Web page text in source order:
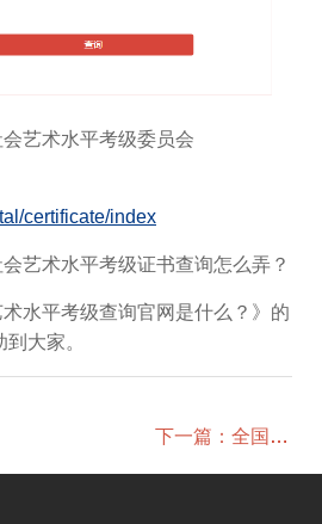
艺术水平考级委员会
certificate/index
艺术水平考级证书查询怎么弄？
水平考级查询官网是什么？》的
大家。
下一篇：全国社